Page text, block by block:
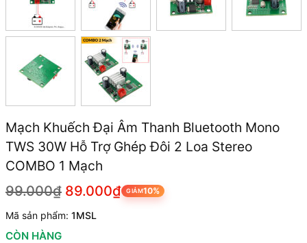
Mạch Khuếch Đại Âm Thanh Bluetooth Mono
TWS 30W Hỗ Trợ Ghép Đôi 2 Loa Stereo
COMBO 1 Mạch
99.000₫ 89.000₫ GIẢM10%
Mã sản phẩm: 1MSL
CÒN HÀNG